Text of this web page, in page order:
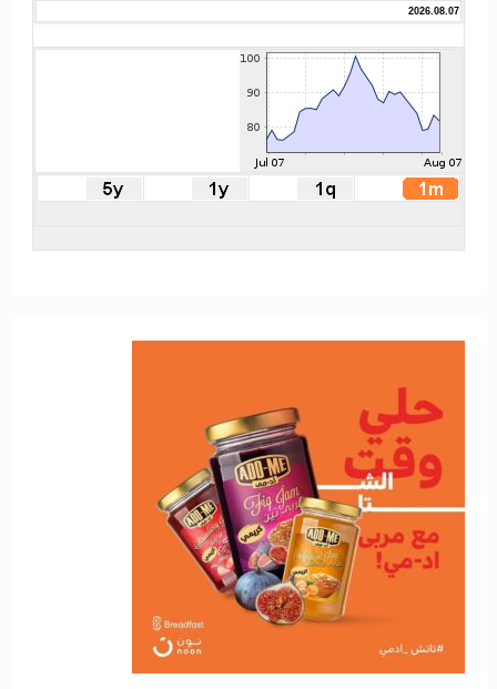
2026.08.07